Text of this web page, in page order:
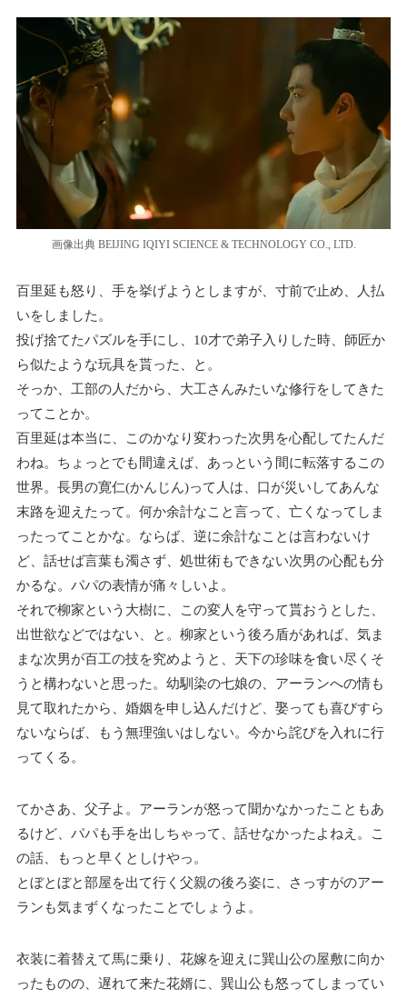
画像出典 BEIJING IQIYI SCIENCE & TECHNOLOGY CO., LTD.
百里延も怒り、手を挙げようとしますが、寸前で止め、人払
いをしました。
投げ捨てたパズルを手にし、10才で弟子入りした時、師匠か
ら似たような玩具を貰った、と。
そっか、工部の人だから、大工さんみたいな修行をしてきた
ってことか。
百里延は本当に、このかなり変わった次男を心配してたんだ
わね。ちょっとでも間違えば、あっという間に転落するこの
世界。長男の寛仁(かんじん)って人は、口が災いしてあんな
末路を迎えたって。何か余計なこと言って、亡くなってしま
ったってことかな。ならば、逆に余計なことは言わないけ
ど、話せば言葉も濁さず、処世術もできない次男の心配も分
かるな。パパの表情が痛々しいよ。
それで柳家という大樹に、この変人を守って貰おうとした、
出世欲などではない、と。柳家という後ろ盾があれば、気ま
まな次男が百工の技を究めようと、天下の珍味を食い尽くそ
うと構わないと思った。幼馴染の七娘の、アーランへの情も
見て取れたから、婚姻を申し込んだけど、娶っても喜びすら
ないならば、もう無理強いはしない。今から詫びを入れに行
ってくる。
てかさあ、父子よ。アーランが怒って聞かなかったこともあ
るけど、パパも手を出しちゃって、話せなかったよねえ。こ
の話、もっと早くとしけやっ。
とぼとぼと部屋を出て行く父親の後ろ姿に、さっすがのアー
ランも気まずくなったことでしょうよ。
衣装に着替えて馬に乗り、花嫁を迎えに巽山公の屋敷に向か
ったものの、遅れて来た花婿に、巽山公も怒ってしまってい